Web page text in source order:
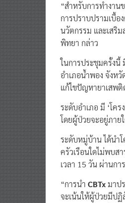
“สำหรับการทำงาน
การปราบปรามเบื้
นวัตกรรม และเสริ
พิทยา กล่าว
ในการประชุมครั้งนี้
อำเภอน้ำพอง จังห
แก้ไขปัญหายาเสพ
ระดับอำเภอ มี ‘โค
โดยผู้ป่วยจะอยู่ภาย
ระดับหมู่บ้าน ได้นำโ
ครัวเรือนใดไม่พบส
เวลา 15 วัน ผ่านก
“การนำ CBTxมาป
จะเน้นให้ผู้ป่วยมีปฏิ